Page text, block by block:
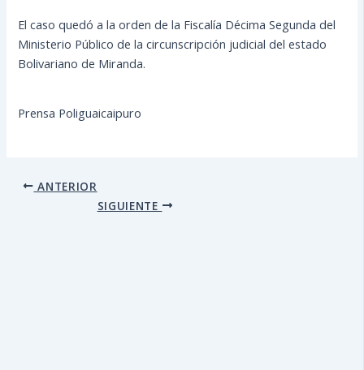
El caso quedó a la orden de la Fiscalía Décima Segunda del
Ministerio Público de la circunscripción judicial del estado
Bolivariano de Miranda.
Prensa Poliguaicaipuro
ANTERIOR
SIGUIENTE